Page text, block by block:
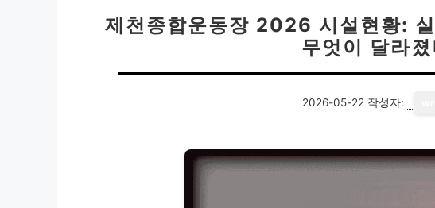
제천종합운동장 2026 시설현황:
무엇이 달라
2026-05-22 작성자: